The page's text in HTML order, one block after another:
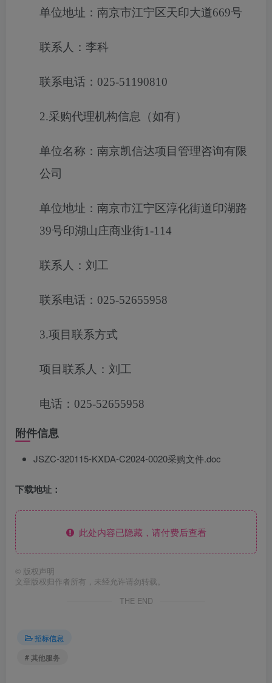
单位地址：南京市江宁区天印大道669号
联系人：李科
联系电话：025-51190810
2.采购代理机构信息（如有）
单位名称：南京凯信达项目管理咨询有限
公司
单位地址：南京市江宁区淳化街道印湖路
39号印湖山庄商业街1-114
联系人：刘工
联系电话：025-52655958
3.项目联系方式
项目联系人：刘工
电话：025-52655958
附件信息
JSZC-320115-KXDA-C2024-0020采购文件.doc
下载地址：
此处内容已隐藏，请付费后查看
© 版权声明
文章版权归作者所有，未经允许请勿转载。
THE END
招标信息
# 其他服务